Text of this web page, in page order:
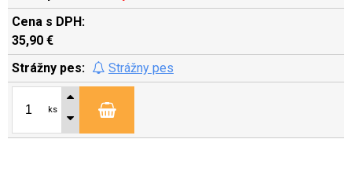
35,90 €
Strážny pes
ks